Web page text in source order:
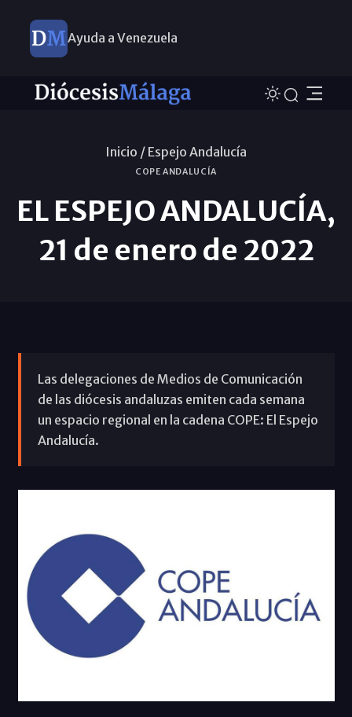
Ayuda a Venezuela
Inicio / Espejo Andalucía
COPE ANDALUCÍA
EL ESPEJO ANDALUCÍA,
21 de enero de 2022
Las delegaciones de Medios de Comunicación
de las diócesis andaluzas emiten cada semana
un espacio regional en la cadena COPE: El Espejo
Andalucía.